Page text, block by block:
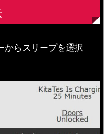
からスリープを選択